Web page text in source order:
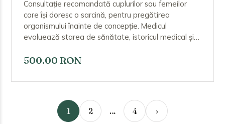
Consultație recomandată cuplurilor sau femeilor
care își doresc o sarcină, pentru pregătirea
organismului înainte de concepție. Medicul
evaluează starea de sănătate, istoricul medical și
exemplu acid folic) și oferă sfaturi privind stilul de
sănătoase. Se pot identifica din timp factorii de risc.
500.00 RON
1 2 … 4 ›